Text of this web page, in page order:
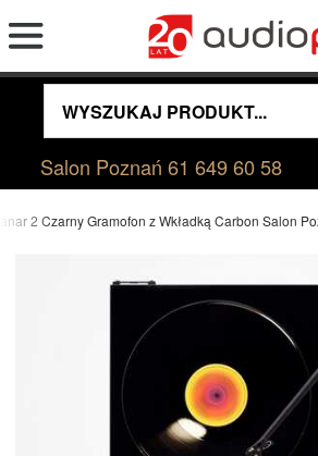
Salon Poznań61 649 60 58
2 Czarny Gramofon z Wkładką Carbon Salon